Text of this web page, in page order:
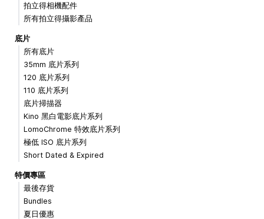
拍立得相機配件
所有拍立得攝影產品
底片
所有底片
35mm 底片系列
120 底片系列
110 底片系列
底片掃描器
Kino 黑白電影底片系列
LomoChrome 特效底片系列
極低 ISO 底片系列
Short Dated & Expired
特價專區
最後存貨
Bundles
夏日優惠